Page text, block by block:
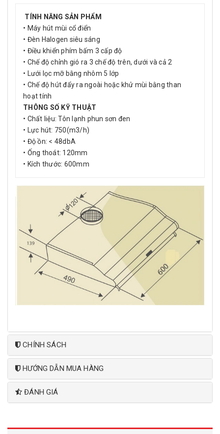
TÍNH NĂNG SẢN PHẨM
• Máy hút mùi cổ điển
• Đèn Halogen siêu sáng
• Điều khiển phím bấm 3 cấp độ
• Chế độ chỉnh gió ra 3 chế độ trên, dưới và cả 2
• Lưới lọc mỡ bằng nhôm 5 lớp
• Chế độ hút đẩy ra ngoài hoặc khử mùi bằng than
hoạt tính
THÔNG SỐ KỸ THUẬT
• Chất liệu: Tôn lạnh phun sơn đen
• Lực hút: 750(m3/h)
• Độ ồn: < 48dbA
• Ống thoát: 120mm
• Kích thước: 600mm
CHÍNH SÁCH
HƯỚNG DẪN MUA HÀNG
ĐÁNH GIÁ